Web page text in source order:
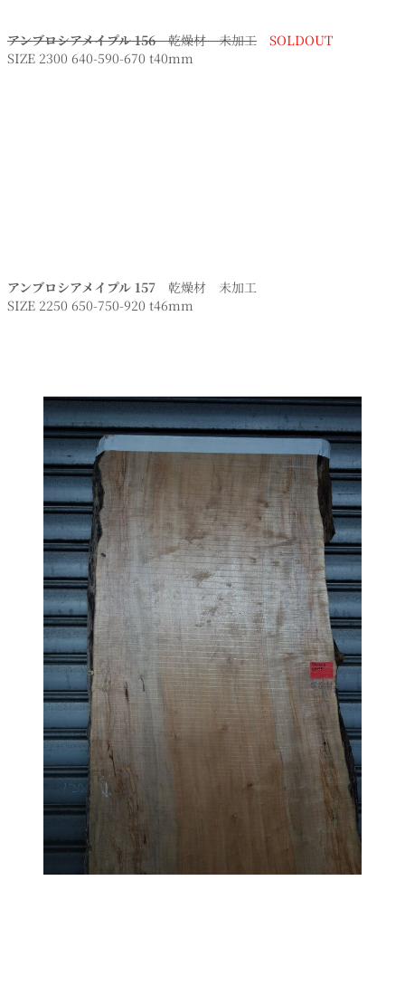
アンブロシアメイプル 156乾燥材 未加工
SOLDOUT
SIZE 2300 640-590-670 t40mm
アンブロシアメイプル 157 乾燥材 未加工
SIZE 2250 650-750-920 t46mm